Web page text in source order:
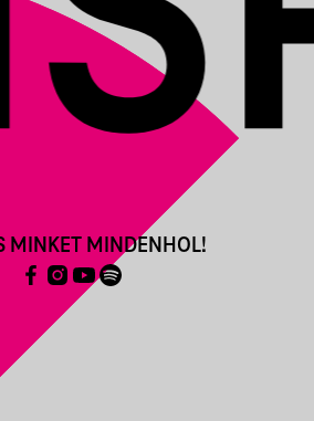
MINKET MINDENHOL!